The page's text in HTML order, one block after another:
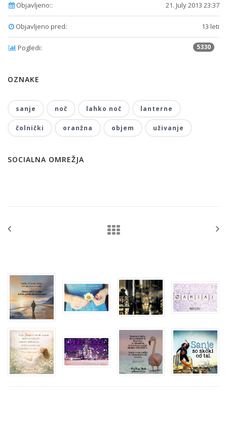
Objavljeno:: 21. July 2013 23:37
Objavljeno pred: 13 leti
Pogledi: 5330
OZNAKE
sanje noč lahko noč lanterne
čolnički oranžna objem uživanje
SOCIALNA OMREŽJA